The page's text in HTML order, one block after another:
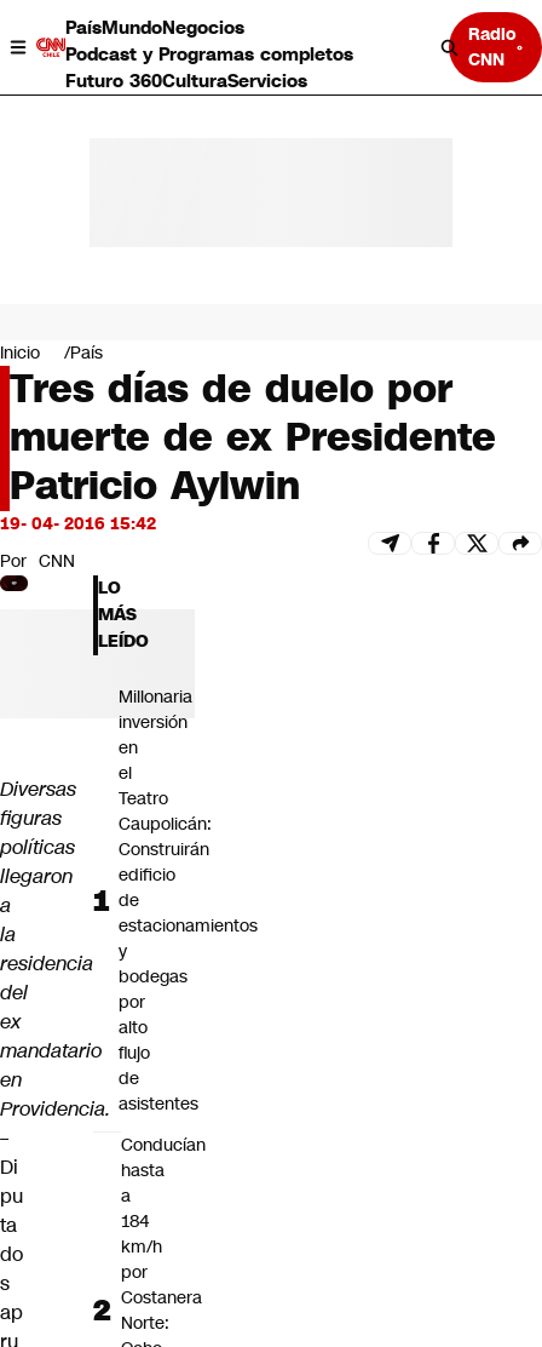
PaísMundoNegocios
Podcast y Programas completos
Futuro 360CulturaServicios
Radio
CNN
Negocios
Deportes
Programas completos
Cultura
Servicios
Bits
CNN tiempo
Futuro 360
Opinión
Inicio País
Tres días de duelo por
muerte de ex Presidente
Patricio Aylwin
19- 04- 2016 15:42
Por CNN
Diversas
figuras
políticas
llegaron
a
la
residencia
del
ex
mandatario
en
Providencia.
–
Di
pu
ta
do
s
ap
ru
LO
MÁS
LEÍDO
Millonaria
inversión
en
el
Teatro
Caupolicán:
Construirán
edificio
de
estacionamientos
y
bodegas
por
alto
flujo
de
asistentes
Conducían
hasta
a
184
km/h
por
Costanera
Norte: